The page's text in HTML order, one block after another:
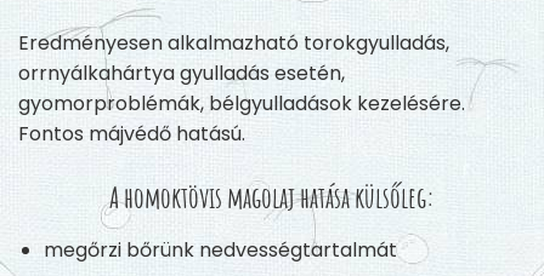
Eredményesen alkalmazható torokgyulladás,
orrnyálkahártya gyulladás esetén,
gyomorproblémák, bélgyulladások kezelésére.
Fontos májvédő hatású.
A homoktövis magolaj hatása külsőleg:
megőrzi bőrünk nedvességtartalmát